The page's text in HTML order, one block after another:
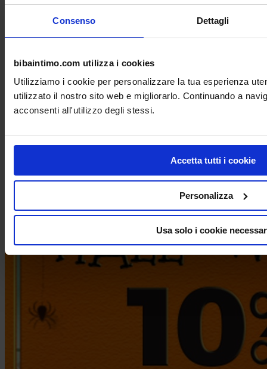
Consenso Dettagli
bibaintimo.com utilizza i cookies
Utilizziamo i cookie per personalizzare la tua esperienza
utilizzato il nostro sito web e migliorarlo. Continuando a
acconsenti all'utilizzo degli stessi.
Accetta tutti i cookie
Personalizza
Usa solo i cookie
Acquista Ora!
5% in Meno Su Tutto!
Troverai lo sconto nel carrello
31 ottobre 2025
Le Streghe portano lo sconto!